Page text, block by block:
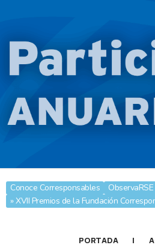
Conoce Corresponsables
ObservaRSE
» XVII Premios de la Fundación
PORTADA |